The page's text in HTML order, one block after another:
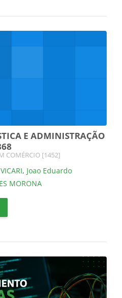
E ADMINISTRAÇÃO
COMÉRCIO [1452]
, Joao Eduardo
MORONA